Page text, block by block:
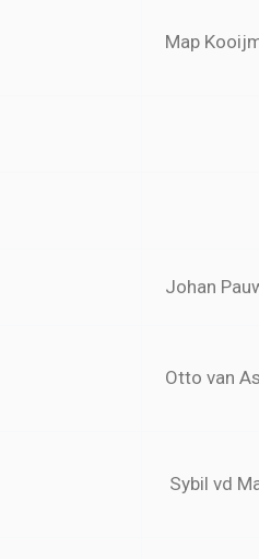
Map
Johan
Otto van
Sybil vd